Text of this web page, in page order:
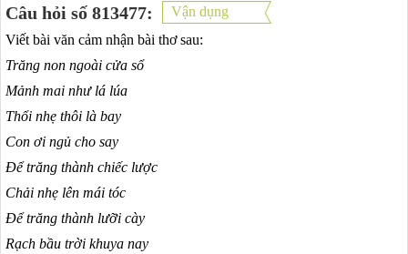
Câu hỏi số 813477:
Vận dụng
Viết bài văn cảm nhận bài thơ sau:
Trăng non ngoài cửa sổ
Mảnh mai như lá lúa
Thổi nhẹ thôi là bay
Con ơi ngủ cho say
Để trăng thành chiếc lược
Chải nhẹ lên mái tóc
Để trăng thành lưỡi cày
Rạch bầu trời khuya nay